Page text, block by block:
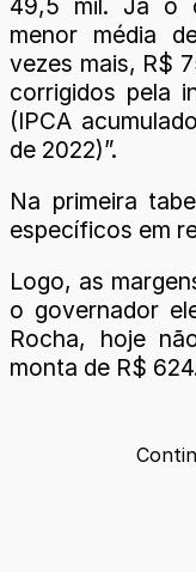
menor média
vezes mais, R$
corrigidos pela
(IPCA
de 2022)”.
Na primeira
específicos em
Logo, as
o governador
Rocha, hoje
monta de R$